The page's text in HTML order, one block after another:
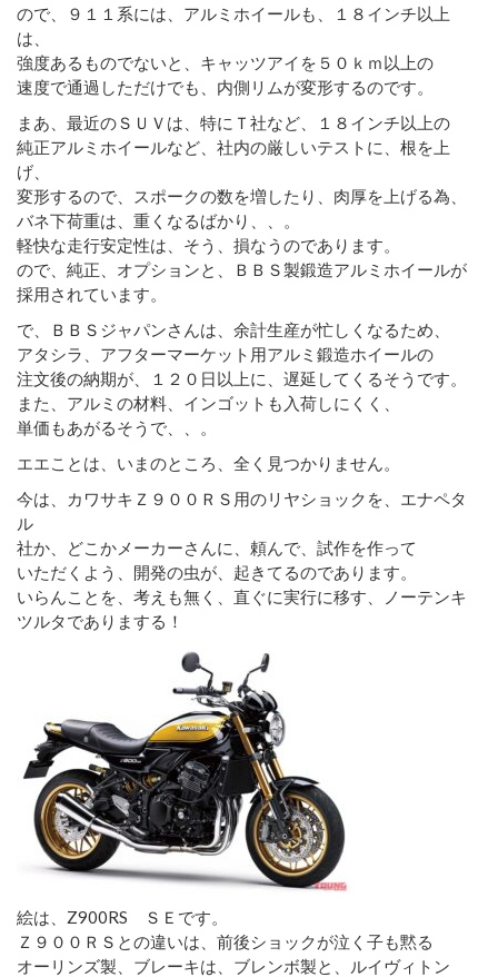
ので、９１１系には、アルミホイールも、１８インチ以上
は、
強度あるものでないと、キャッツアイを５０ｋｍ以上の
速度で通過しただけでも、内側リムが変形するのです。
まあ、最近のＳＵＶは、特にＴ社など、１８インチ以上の
純正アルミホイールなど、社内の厳しいテストに、根を上
げ、
変形するので、スポークの数を増したり、肉厚を上げる為、
バネ下荷重は、重くなるばかり、、。
軽快な走行安定性は、そう、損なうのであります。
ので、純正、オプションと、ＢＢＳ製鍛造アルミホイールが
採用されています。
で、ＢＢＳジャパンさんは、余計生産が忙しくなるため、
アタシラ、アフターマーケット用アルミ鍛造ホイールの
注文後の納期が、１２０日以上に、遅延してくるそうです。
また、アルミの材料、インゴットも入荷しにくく、
単価もあがるそうで、、。
エエことは、いまのところ、全く見つかりません。
今は、カワサキＺ９００ＲＳ用のリヤショックを、エナペタ
ル
社か、どこかメーカーさんに、頼んで、試作を作って
いただくよう、開発の虫が、起きてるのであります。
いらんことを、考えも無く、直ぐに実行に移す、ノーテンキ
ツルタでありまする！
絵は、Z900RS ＳＥです。
Ｚ９００ＲＳとの違いは、前後ショックが泣く子も黙る
オーリンズ製、ブレーキは、ブレンボ製と、ルイヴィトン